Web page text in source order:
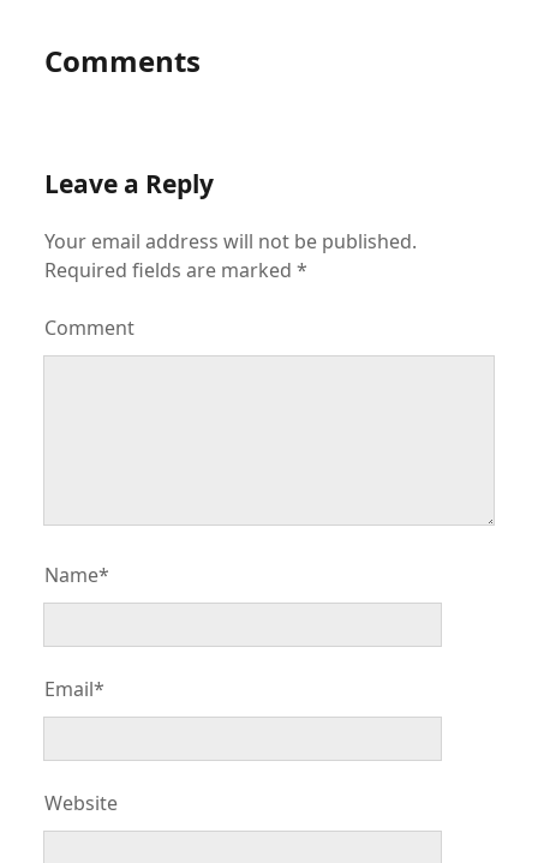
Comments
Leave a Reply
Your email address will not be published.
Required fields are marked*
Comment
Name*
Email*
Website